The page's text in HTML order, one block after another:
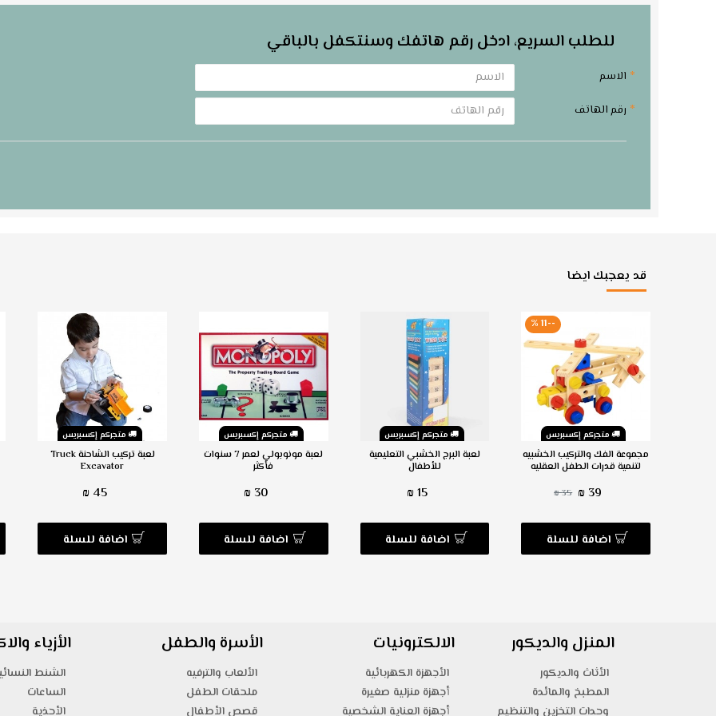
للطلب السريع، ادخل رقم هاتفك وسنتكفل بالباقي
الاسم
رقم الهاتف
قد يعجبك ايضا
متجركم إكسبريس
--11 %
مجموعة الفك والتركيب الخشبيه
لتنمية قدرات الطفل العقليه
39 ₪
35 ₪
اضافة للسلة
متجركم إكسبريس
لعبة البرج الخشبي التعليمية
للأطفال
15 ₪
اضافة للسلة
متجركم إكسبريس
لعبة مونوبولي لعمر 7 سنوات
فأكثر
30 ₪
اضافة للسلة
متجركم إكسبريس
لعبة تركيب الشاحنة Truck
Excavator
45 ₪
اضافة للسلة
المنزل والديكور
الأثاث والديكور
المطبخ والمائدة
وحدات التخزين والتنظيم
الالكترونيات
الأجهزة الكهربائية
أجهزة منزلية صغيرة
أجهزة العناية الشخصية
الأسرة والطفل
الألعاب والترفيه
ملحقات الطفل
قصص الأطفال
الأزياء
الشنط
الساعات
الأحذية